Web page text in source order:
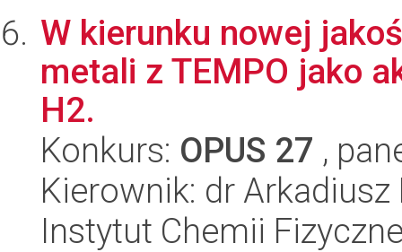
W kierunku nowej
metali z TEMPO jako
H2.
Konkurs: OPUS 27 ,
Kierownik: dr
Instytut Chemii